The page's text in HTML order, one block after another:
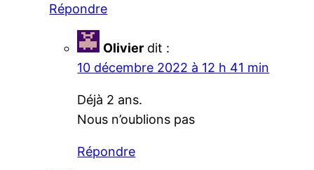
Répondre
Olivier dit :
10 décembre 2022 à 12 h 41 min
Déjà 2 ans.
Nous n’oublions pas
Répondre